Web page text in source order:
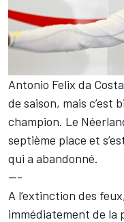
Antonio Felix da
de saison, mais c’est
champion. Le
septième place et
qui a abandonné.
---
A l’extinction des
immédiatement de la